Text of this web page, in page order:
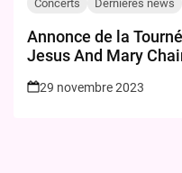
Concerts Dernières news
Annonce de la
Jesus And Mary
29 novembre 2023